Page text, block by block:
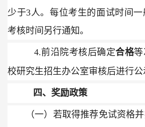
少于3人。每位考生的面试时间
考核时间另行通知。
4.前沿院考核后确定合格等
校研究生招生办公室审核后进行公
四、奖励政策
（一）若取得推荐免试资格